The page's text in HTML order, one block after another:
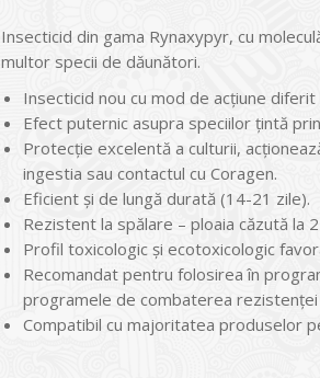
Insecticid din gama Rynaxypyr, cu
multor specii de dăunători.
Insecticid nou cu mod de acţiune
Efect puternic asupra speciilor ţintă
Protecţie excelentă a culturii,
ingestia sau contactul cu Coragen.
Eficient și de lungă durată (14-21 zile).
Rezistent la spălare – ploaia căzută la
Profil toxicologic și ecotoxicologic
Recomandat pentru folosirea în
programele de combaterea
Compatibil cu majoritatea produselor